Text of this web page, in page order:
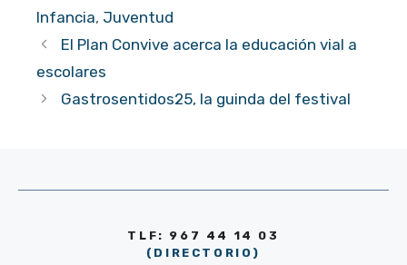
Infancia, Juventud
El Plan Convive acerca la educación vial a
escolares
Gastrosentidos25, la guinda del festival
TLF: 967 44 14 03
(DIRECTORIO)